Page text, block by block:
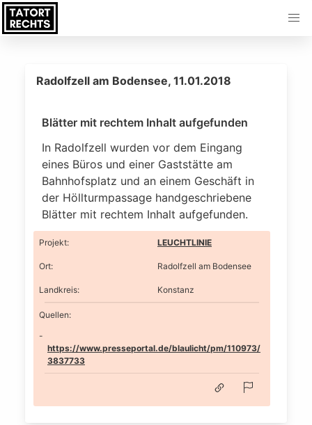
Radolfzell am Bodensee, 11.01.2018
Blätter mit rechtem Inhalt aufgefunden
In Radolfzell wurden vor dem Eingang
eines Büros und einer Gaststätte am
Bahnhofsplatz und an einem Geschäft in
der Höllturmpassage handgeschriebene
Blätter mit rechtem Inhalt aufgefunden.
Projekt: LEUCHTLINIE
Ort: Radolfzell am Bodensee
Landkreis: Konstanz
Quellen:
https://www.presseportal.de/blaulicht/pm/110973/
3837733